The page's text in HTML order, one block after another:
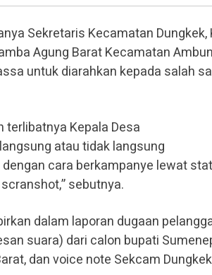
Sekretaris Kecamatan Dungkek,
Agung Barat Kecamatan
untuk diarahkan kepada salah
terlibatnya Kepala Desa
atau tidak langsung
cara berkampanye lewat
sebutnya.
dalam laporan dugaan
suara) dari calon bupati
dan voice note Sekcam